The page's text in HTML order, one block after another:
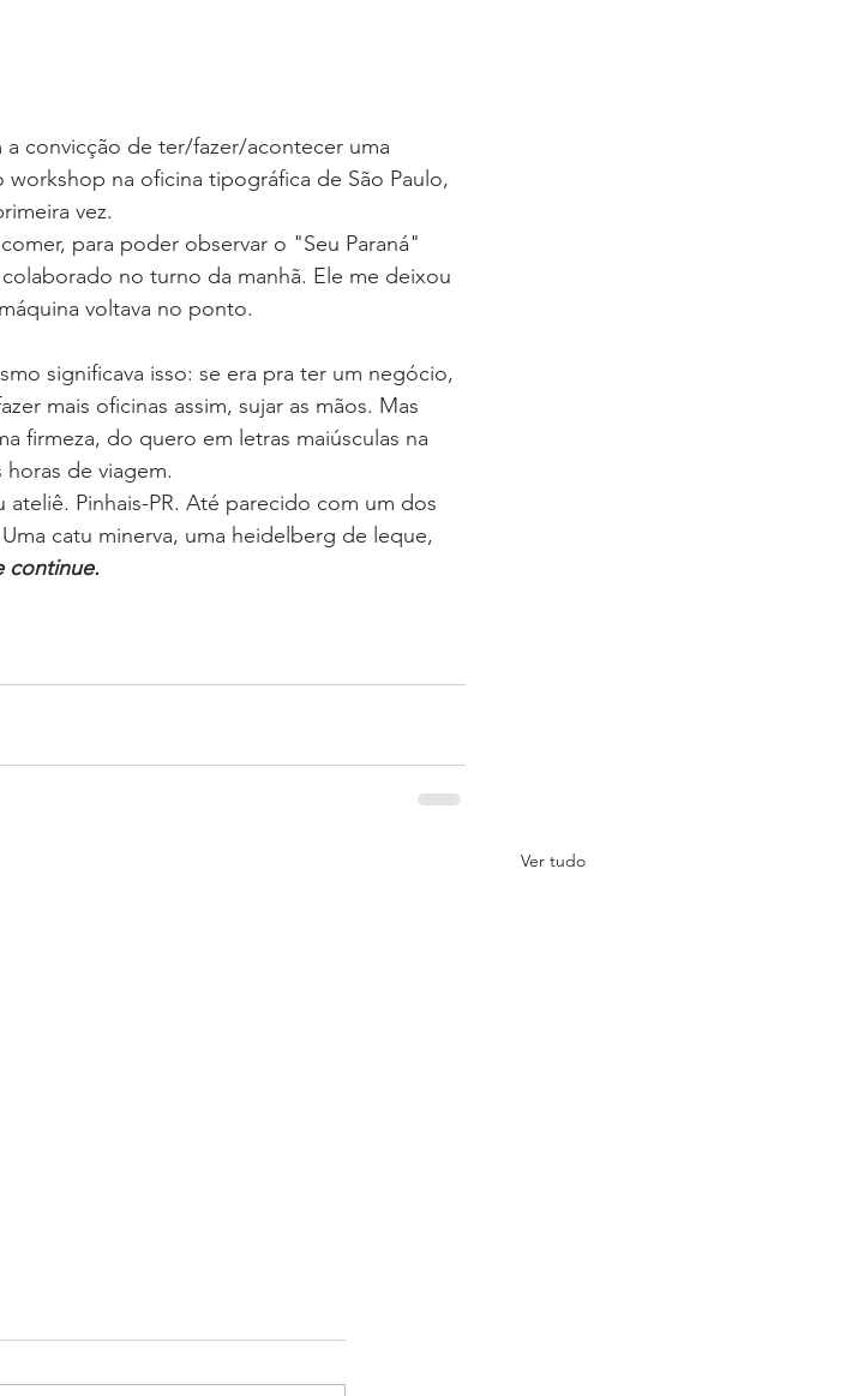
a convicção de ter/fazer/acontecer uma
na oficina tipográfica de São Paulo,
vez.
para poder observar o "Seu Paraná"
no turno da manhã. Ele me deixou
voltava no ponto.
significava isso: se era pra ter um negócio,
mais oficinas assim, sujar as mãos. Mas
firmeza, do quero em letras maiúsculas na
de viagem.
Pinhais-PR. Até parecido com um dos
catu minerva, uma heidelberg de leque,
continue.
Ver tudo